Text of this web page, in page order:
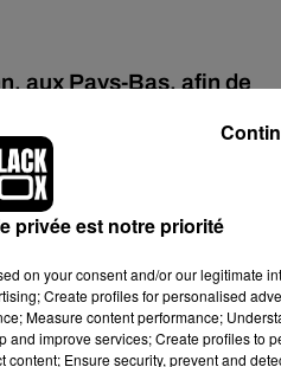
aux Pays-Bas, afin de
11.000 bouteilles,
aux Pays-Bas,
de kilomètres de chez
plusieurs milliers
le tout embarqué dans un
privée est notre priorité
on your consent and/or our legitimate
Create profiles for personalised
Measure content performance;
improve services; Create profiles to
Ensure security, prevent and